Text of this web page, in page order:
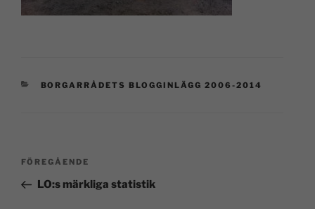
BORGARRÅDETS BLOGGINLÄGG 2006-2014
FÖREGÅENDE
LO:s märkliga statistik